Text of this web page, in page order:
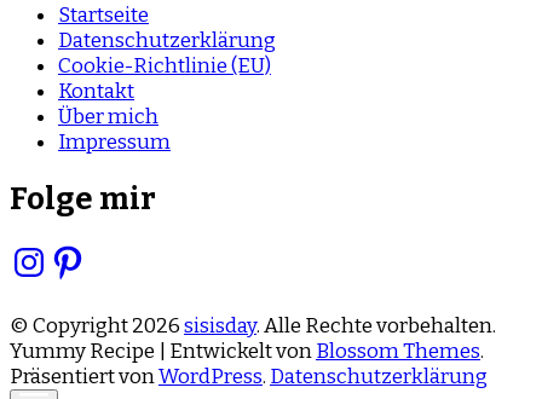
Startseite
Datenschutzerklärung
Cookie-Richtlinie (EU)
Kontakt
Über mich
Impressum
Folge mir
Instagram
Pinterest
© Copyright 2026sisisday. Alle Rechte vorbehalten.
Yummy Recipe | Entwickelt vonBlossom Themes.
Präsentiert vonWordPress. Datenschutzerklärung